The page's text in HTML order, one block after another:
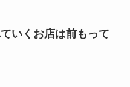
いくお店は前もって